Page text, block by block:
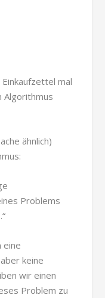
mal
Algorithmus
ähnlich)
Problems
eine
keine
wir einen
Problem zu